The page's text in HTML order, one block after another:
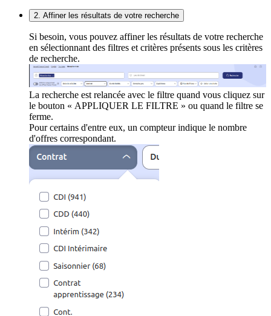
2. Affiner les résultats de votre recherche
Si besoin, vous pouvez affiner les résultats de votre recherche
en sélectionnant des filtres et critères présents sous les critères
de recherche.
La recherche est relancée avec le filtre quand vous cliquez sur
le bouton « APPLIQUER LE FILTRE » ou quand le filtre se
ferme.
Pour certains d'entre eux, un compteur indique le nombre
d'offres correspondant.